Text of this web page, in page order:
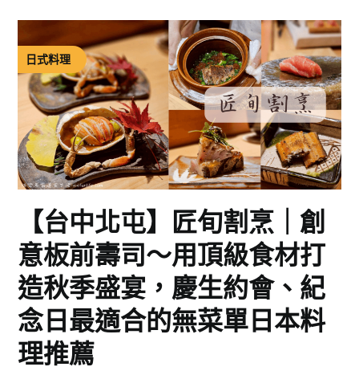
日式料理
【台中北屯】匠旬割烹｜創
意板前壽司～用頂級食材打
造秋季盛宴，慶生約會、紀
念日最適合的無菜單日本料
理推薦